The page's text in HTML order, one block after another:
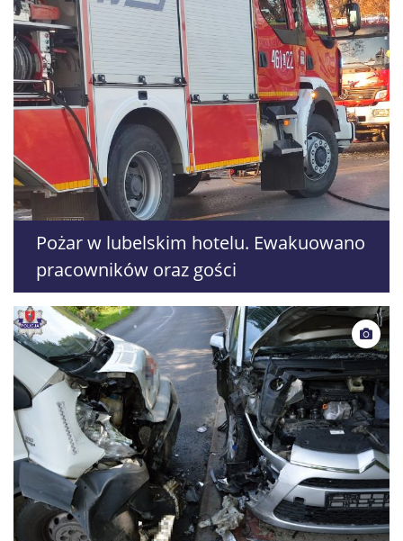
Pożar w lubelskim hotelu. Ewakuowano
pracowników oraz gości